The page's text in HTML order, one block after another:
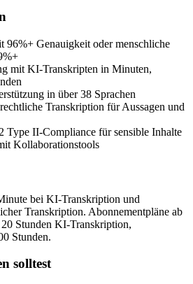
96%+ Genauigkeit oder menschliche
mit KI-Transkripten in Minuten,
in über 38 Sprachen
Transkription für Aussagen und
II-Compliance für sensible Inhalte
Kollaborationstools
bei KI-Transkription und
Transkription. Abonnementpläne ab
Stunden KI-Transkription,
Stunden.
solltest